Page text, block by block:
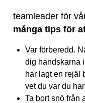
teamleader för
många tips för
Var förberedd.
dig handskarna
har lagt en rejäl
vet du var du
Ta bort snö från